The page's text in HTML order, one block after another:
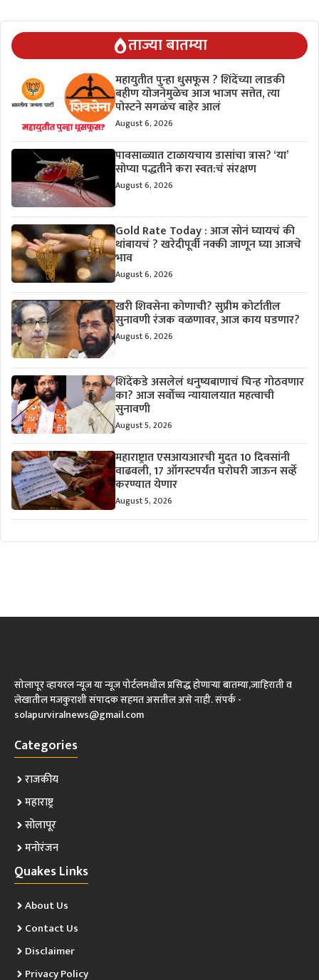
ताज्या बातम्या
महायुतीत पुन्हा धुसफूस ? शिंदेंच्या लाडकी
बहीण योजनेमुळेच आज भाजप सत्तेत, त्या
पोस्टने सगळंच बाहेर आलं
August 6, 2026
पावसाळ्यात टाळायचाय डासांचा त्रास? ‘या’
सोप्या पद्धतीने करा स्वत:चं संरक्षण
August 6, 2026
Gold Rate Today : आज सोनं घ्यायचं की
थांबायचं ? खरेदीपूर्वी नक्की जाणून घ्या आजचे
भाव
August 6, 2026
खरी शिवसेना कोणाची? सुप्रीम कोर्टातील
सुनावणी रंजक वळणावर, आज काय घडणार?
August 6, 2026
शिंदेंकडे असलेलं धनुष्यबाणाचं चिन्ह गोठवणार
का? आज सर्वोच्च न्यायालयात महत्वाची
सुनावणी
August 5, 2026
महाराष्ट्रात एसआयआरची मुदत 10 दिवसांनी
वाढवली, 17 ऑगस्टपर्यंत घरोघरी जाऊन सर्व्हे
करण्यात येणार
August 5, 2026
सोलापूर व्हायरल न्यूज या न्यूज पोर्टलमधील प्रसिद्ध होणाऱ्या बातम्या,जाहिराती व
लेखातील मजकुराशी संपादक सहमत असतील असे नाही. संपर्क -
solapurviralnews@gmail.com
Categories
राजकीय
महाराष्ट्र
सोलापूर
मनोरंजन
Quakes Links
About Us
Contact Us
Disclaimer
Privacy Policy